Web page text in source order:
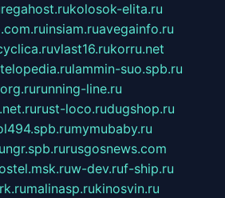
regahost.rukolosok-elita.ru
insiam.ruavegainfo.ru
vlast16.rukorru.net
lammin-suo.spb.ru
running-line.ru
rust-loco.rudugshop.ru
mymubaby.ru
ngr.spb.rurusgosnews.com
w-dev.ruf-ship.ru
malinasp.rukinosvin.ru